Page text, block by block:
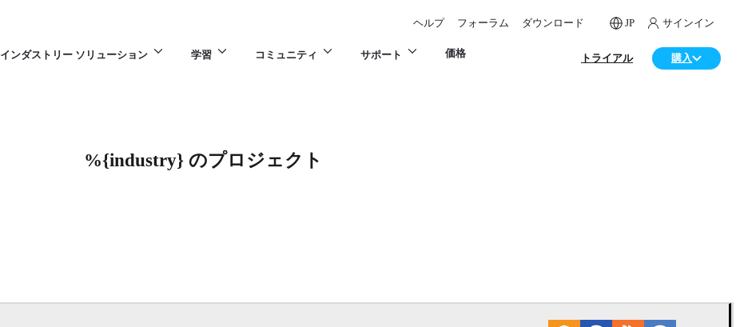
ヘルプ フォーラム ダウンロード JP サインイン
インダストリー ソリューション 学習 コミュニティ サポート 価格 トライアル 購入
%{industry} のプロジェクト